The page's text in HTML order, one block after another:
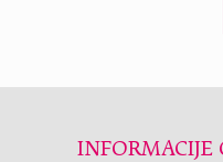
INFORMACIJE